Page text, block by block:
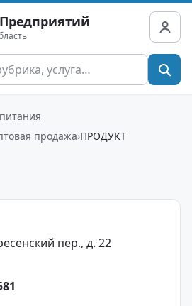
продажа ПРОДУКТ
пер., д. 22